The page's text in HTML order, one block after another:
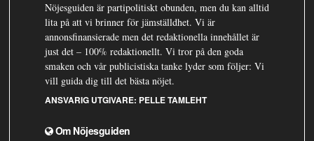
Nöjesguiden är partipolitiskt obunden, men du kan alltid
lita på att vi brinner för jämställdhet. Vi är
annonsfinansierade men det redaktionella innehållet är
just det – 100% redaktionellt. Vi tror på den goda
smaken och vår publicistiska tanke lyder som följer: Vi
vill guida dig till det bästa nöjet.
ANSVARIG UTGIVARE: PELLE TAMLEHT
Om Nöjesguiden